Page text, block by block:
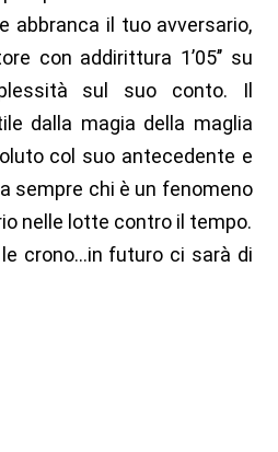
abbranca il tuo avversario,
con addirittura 1’05’’ su
sul suo conto. Il
dalla magia della maglia
col suo antecedente e
sempre chi è un fenomeno
nelle lotte contro il tempo.
crono…in futuro ci sarà di